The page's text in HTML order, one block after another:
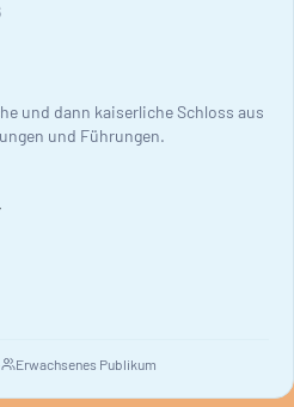
und dann kaiserliche Schloss aus
und Führungen.
Erwachsenes Publikum